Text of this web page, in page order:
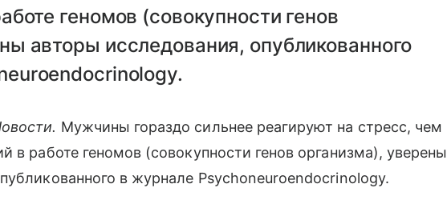
геномов (совокупности генов
авторы исследования, опубликованного
Мужчины гораздо сильнее реагируют на стресс, чем
в работе геномов (совокупности генов организма), уверены
в журнале Psychoneuroendocrinology.